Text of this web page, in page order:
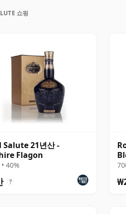
의 중요한 공급원입니다. 라
셀렉션에 초점을 맞춘 표현들
.
특징으로, 꿀을 머금은 과일,
미가 층층이 펼쳐집니다. 오
콜릿, 가죽, 따뜻한 우드 스
형감은 그대로 유지됩니다.
블렌딩 장인 정신의 조화에
해 설계되었으며, 그 프레젠
한 영역에 확고히 자리하고 있
쇼핑
Salute 21년산 -
Flagon
40%
?